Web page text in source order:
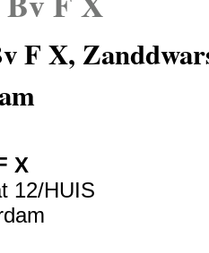
F X,
X
12/HUIS